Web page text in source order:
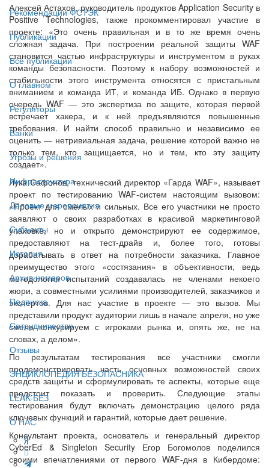
Рекомендации ФСТЭК
Публикации
Все публикации
О главном
Регуляторы
Банки
Угрозы и решения
Инфраструктура
Деловые мероприятия
Субъекты
История
Архив номеров
Подписка
Сотрудничество
Отзывы
ЭНЦИКЛОПЕДИЯ БЕЗОПАСНИКА
LEAK-БЕЗ
О НАС
Алексей Астахов, руководитель продуктов Application Security в
Positive Technologies, также прокомментировал участие в
проекте: «Это очень правильная и в то же время очень
сложная задача. При построении реальной защиты WAF
становится частью инфраструктуры и инструментом в руках
команды безопасности. Поэтому к набору возможностей и
стабильности этого инструмента относятся с пристальным
вниманием и команда ИТ, и команда ИБ. Однако в первую
очередь WAF — это экспертиза по защите, которая первой
встречает хакера, и к ней предъявляются повышенные
требования. И найти способ правильно и независимо ее
оценить — нетривиальная задача, решение которой важно не
только тем, кто защищается, но и тем, кто эту защиту
создает».
Лука Сафонов, технический директор «Гарда WAF», называет
проект по тестированию WAF-систем настоящим вызовом:
«Проект для смелых и сильных. Все его участники не просто
заявляют о своих разработках в красивой маркетинговой
упаковке, но и открыто демонстрируют ее содержимое,
предоставляют на тест-драйв и, более того, готовы
дорабатывать в ответ на потребности заказчика. Главное
преимущество этого «состязания» в объективности, ведь
методология испытаний создавалась не членами некоего
жюри, а совместными усилиями производителей, заказчиков и
экспертов. Для нас участие в проекте — это вызов. Мы
представили продукт аудитории лишь в начале апреля, но уже
смело конкурируем с игроками рынка и, опять же, не на
словах, а делом».
По результатам тестирования все участники смогли
продемонстрировать часть основных возможностей своих
средств защиты и сформулировать те аспекты, которые еще
предстоит показать и проверить. Следующие этапы
тестирования будут включать демонстрацию целого ряда
ключевых функций и гарантий, которые дает решение.
Консультант проекта, основатель и генеральный директор
CyberEd & Singleton Security Егор Богомолов поделился
своими впечатлениями от первого WAF-дня в Кибердоме: